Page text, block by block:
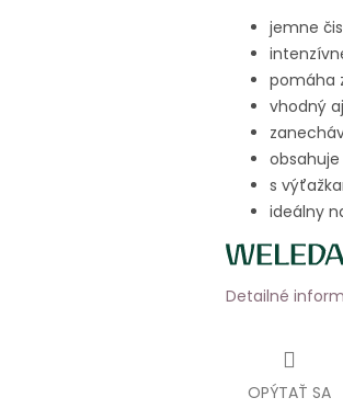
jemne
pomáha
vhodný
obsahuje
s
ideálny
Detailné
OPÝTAŤ SA